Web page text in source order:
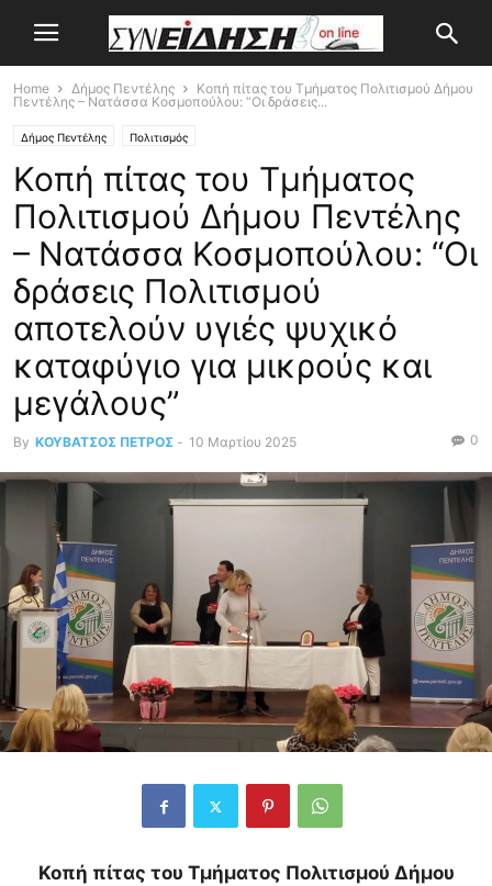
Home Δήμος Πεντέλης
Κοπή πίτας του Τμήματος Πολιτισμού Δήμου
Πεντέλης – Νατάσσα Κοσμοπούλου: “Οι δράσεις...
Δήμος Πεντέλης Πολιτισμός
Κοπή πίτας του Τμήματος
Πολιτισμού Δήμου Πεντέλης
– Νατάσσα Κοσμοπούλου: “Οι
δράσεις Πολιτισμού
αποτελούν υγιές ψυχικό
καταφύγιο για μικρούς και
μεγάλους”
By ΚΟΥΒΑΤΣΟΣ ΠΕΤΡΟΣ - 10 Μαρτίου 2025 0
Κοπή πίτας του Τμήματος Πολιτισμού Δήμου